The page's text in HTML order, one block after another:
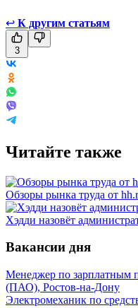
↩ К другим статьям
3
Читайте также
Обзоры рынка труда от
Хэдди назовёт
Вакансии дня
Менеджер по зарплатным
(ПАО), Ростов-на-Дону
Электромеханик по